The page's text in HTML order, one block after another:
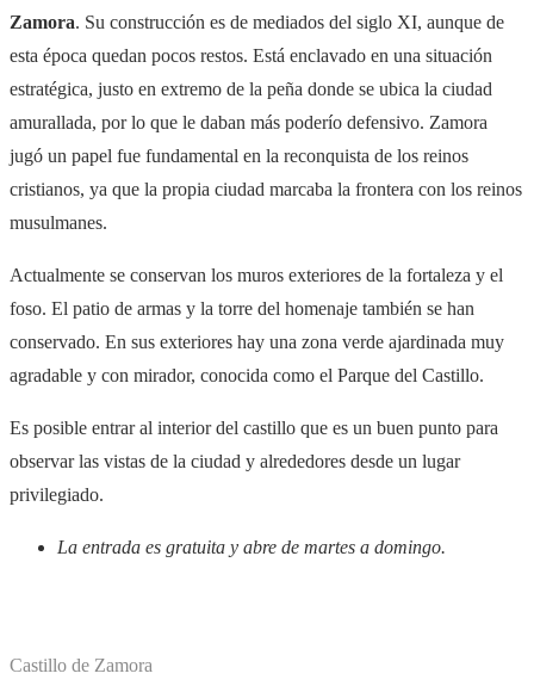
Zamora. Su construcción es de mediados del siglo XI, aunque de
esta época quedan pocos restos. Está enclavado en una situación
estratégica, justo en extremo de la peña donde se ubica la ciudad
amurallada, por lo que le daban más poderío defensivo. Zamora
jugó un papel fue fundamental en la reconquista de los reinos
cristianos, ya que la propia ciudad marcaba la frontera con los reinos
musulmanes.
Actualmente se conservan los muros exteriores de la fortaleza y el
foso. El patio de armas y la torre del homenaje también se han
conservado. En sus exteriores hay una zona verde ajardinada muy
agradable y con mirador, conocida como el Parque del Castillo.
Es posible entrar al interior del castillo que es un buen punto para
observar las vistas de la ciudad y alrededores desde un lugar
privilegiado.
La entrada es gratuita y abre de martes a domingo.
Castillo de Zamora